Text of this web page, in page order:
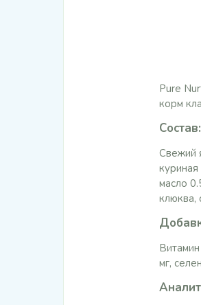
Pure
корм
Состав:
Свежий
масло
клюква,
мг,